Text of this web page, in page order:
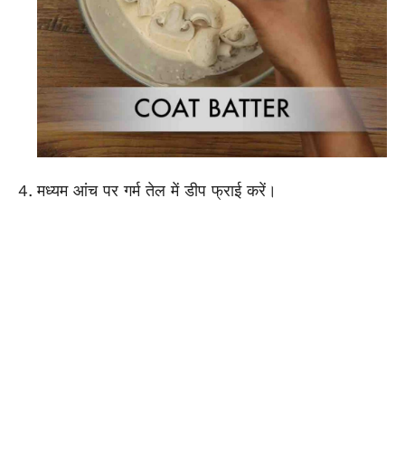
मध्यम आंच पर गर्म तेल में डीप फ्राई करें।